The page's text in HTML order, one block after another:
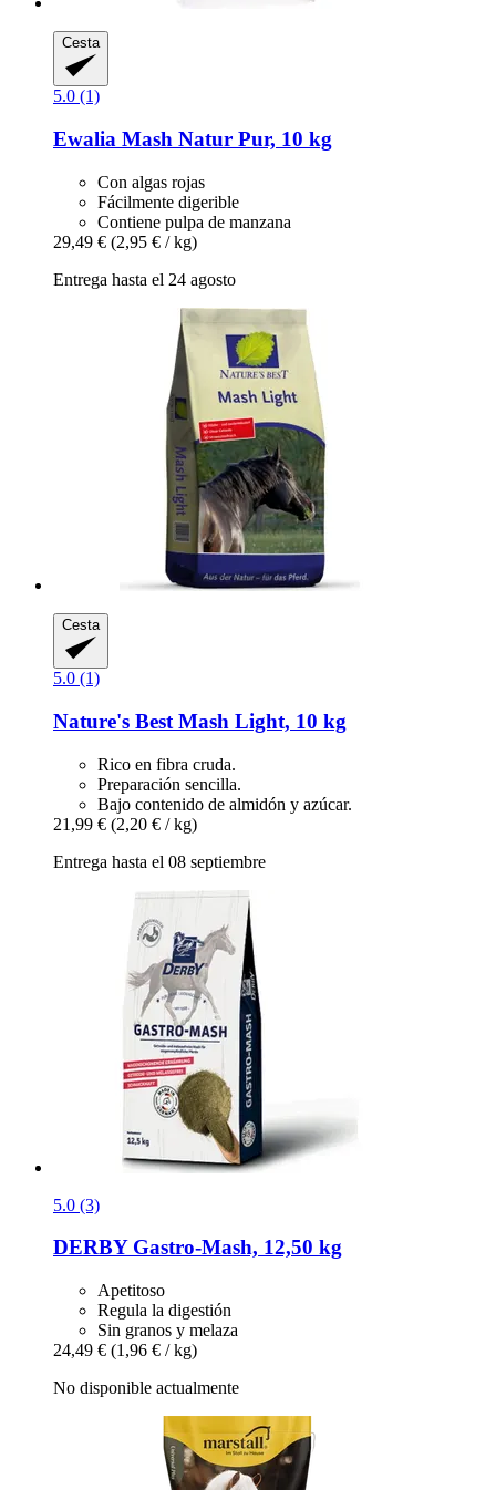
Cesta
5.0 (1)
Ewalia Mash Natur Pur, 10 kg
Con algas rojas
Fácilmente digerible
Contiene pulpa de manzana
29,49 € (2,95 € / kg)
Entrega hasta el 24 agosto
Cesta
5.0 (1)
Nature's Best Mash Light, 10 kg
Rico en fibra cruda.
Preparación sencilla.
Bajo contenido de almidón y azúcar.
21,99 € (2,20 € / kg)
Entrega hasta el 08 septiembre
5.0 (3)
DERBYGastro-​Mash, 12,50 kg
Apetitoso
Regula la digestión
Sin granos y melaza
24,49 € (1,96 € / kg)
No disponible actualmente